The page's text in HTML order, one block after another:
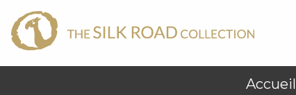
Accueil